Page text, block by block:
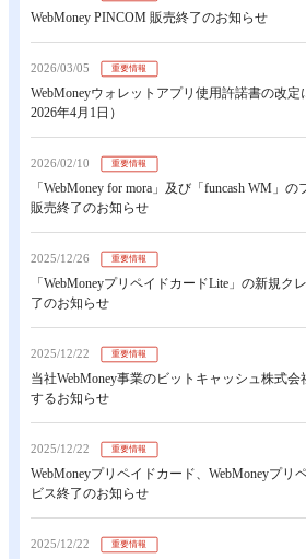
WebMoney PINCOM 販売終了のお知らせ
2026/03/05 重要情報
WebMoneyウォレットアプリ使用許諾書の改定
2026年4月1日）
2026/02/10 重要情報
「WebMoney for mora」及び「funcash WM」
販売終了のお知らせ
2025/12/26 重要情報
「WebMoneyプリペイドカードLite」の新規ク
了のお知らせ
2025/12/22 重要情報
当社WebMoney事業のビットキャッシュ株式
するお知らせ
2025/12/22 重要情報
WebMoneyプリペイドカード、WebMoneyプリ
ビス終了のお知らせ
2025/12/22 重要情報